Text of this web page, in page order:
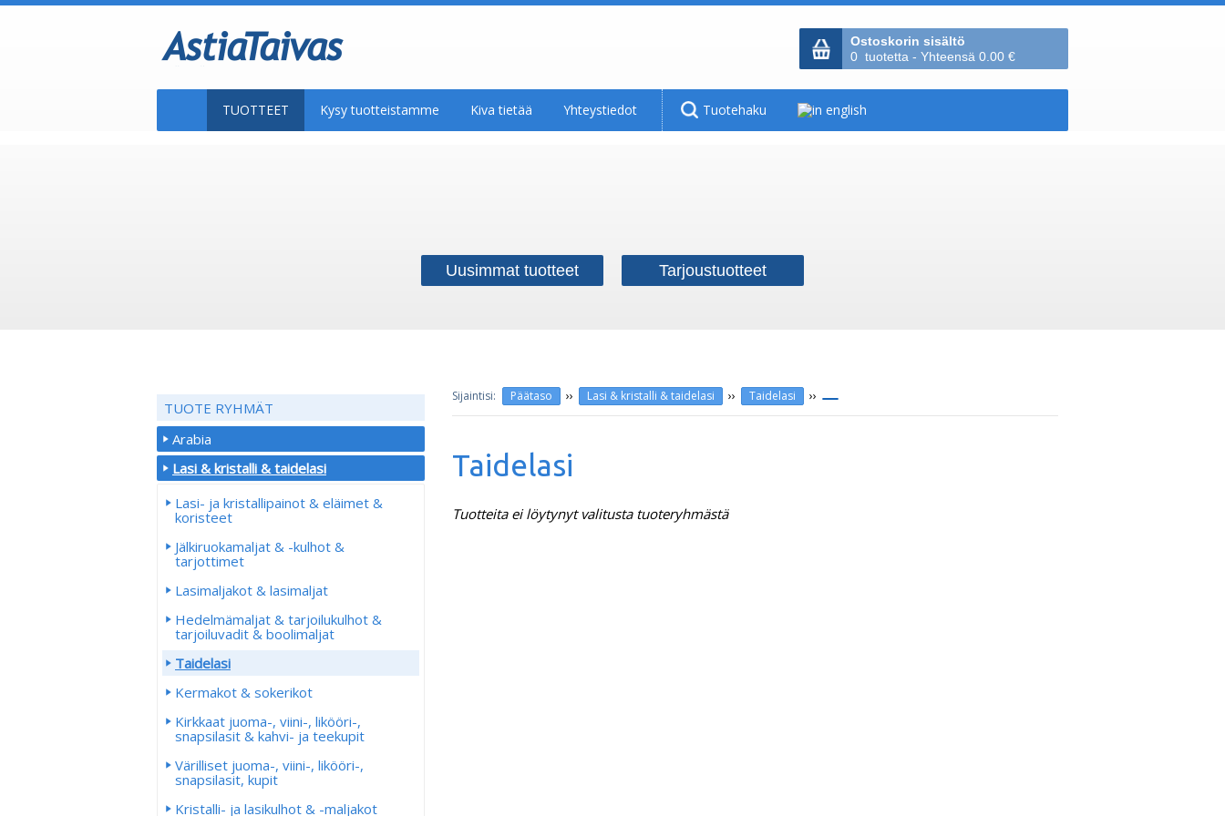
Ostoskorin sisältö
0 tuotetta - Yhteensä 0.00 €
TUOTTEET Kysy tuotteistamme Kiva tietää Yhteystiedot Tuotehaku
Uusimmat tuotteet Tarjoustuotteet
Päätaso ›› Lasi & kristalli & taidelasi ›› Taidelasi ››
Taidelasi
Tuotteita ei löytynyt valitusta tuoteryhmästä
TUOTE RYHMÄT
Arabia
Lasi & kristalli & taidelasi
Lasi- ja kristallipainot & eläimet &
koristeet
Jälkiruokamaljat & -kulhot &
tarjottimet
Lasimaljakot & lasimaljat
Hedelmämaljat & tarjoilukulhot &
tarjoiluvadit & boolimaljat
Taidelasi
Kermakot & sokerikot
Kirkkaat juoma-, viini-, likööri-,
snapsilasit & kahvi- ja teekupit
Värilliset juoma-, viini-, likööri-,
snapsilasit, kupit
Kristalli- ja lasikulhot & -maljakot